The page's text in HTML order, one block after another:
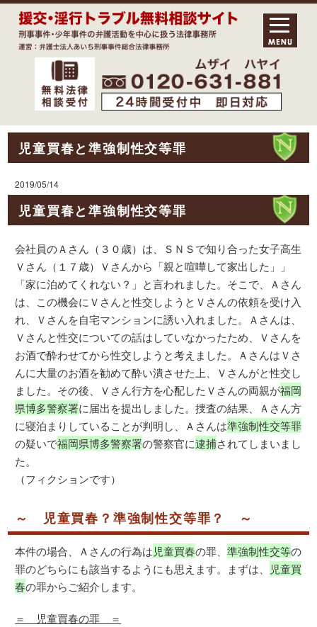
児童買春と準強制性交等罪
2019/05/14
児童買春と準強制性交等罪
会社員のＡさん（３０歳）は、ＳＮＳで知り合った女子高生
Ｖさん（１７歳）Ｖさんから「親と喧嘩して家出した」」
「家に泊めてくれない？」と言われました。そこで、Ａさん
は、この機会にＶさんと性交しようとＶさんの依頼を受け入
れ、Ｖさんを自宅マンションに誘い入れました。Ａさんは、
Ｖさんと性交についての話はしていなかったため、Ｖさんを
お酒で酔わせてから性交しようと考えました。ＡさんはＶさ
んに大量のお酒を勧めて酔い潰させた上、Ｖさんがと性交し
ました。その後、Ｖさん行方を心配したＶさんの両親が福岡
県博多警察署に届出を提出しました。捜査の結果、Ａさん方
に寝泊まりしていることが判明し、Ａさんは準強制性交等罪
の疑いで福岡県博多警察署の警察官に逮捕されてしまいまし
た。
（フィクションです）
～ 児童買春？準強制性交等罪？ ～
本件の場合、Ａさんの行為は児童買春の罪、準強制性交等の
罪のどちらにも該当するようにも思えます。まずは、
児童買
春の罪からご紹介します。
＝ 児童買春の罪 ＝